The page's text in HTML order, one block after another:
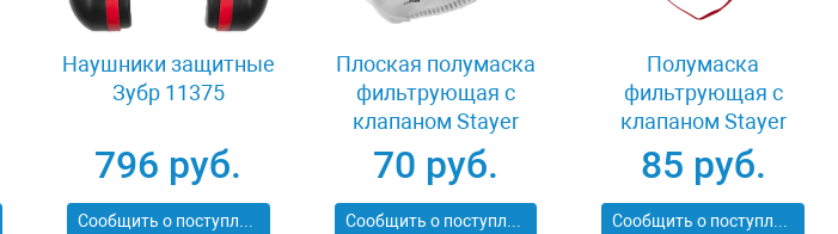
Наушники защитные
Зубр 11375
796 руб.
Сообщить о поступлении
Плоская полумаска
фильтрующая с
клапаном Stayer
11113_z01
70 руб.
Сообщить о поступлении
Полумаска
фильтрующая с
клапаном Stayer
MASTER 11116
85 руб.
Сообщить о поступлении